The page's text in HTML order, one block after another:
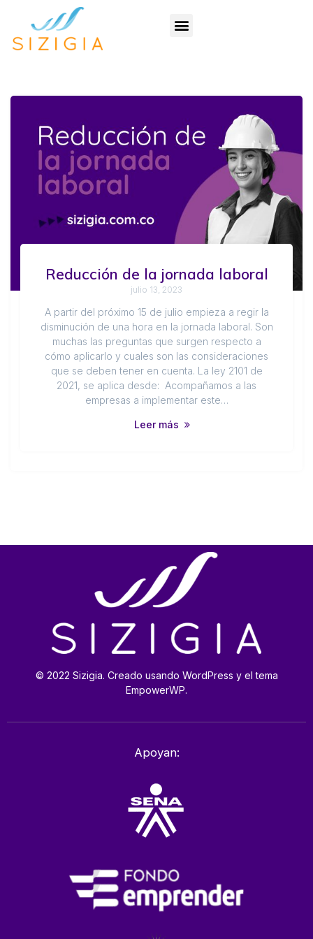
Reducción de la jornada laboral
julio 13, 2023
A partir del próximo 15 de julio empieza a regir la
disminución de una hora en la jornada laboral. Son
muchas las preguntas que surgen respecto a
cómo aplicarlo y cuales son las consideraciones
que se deben tener en cuenta. La ley 2101 de
2021, se aplica desde: Acompañamos a las
empresas a implementar este…
Leer más
© 2022 Sizigia. Creado usando WordPress y el tema
EmpowerWP.
Apoyan: